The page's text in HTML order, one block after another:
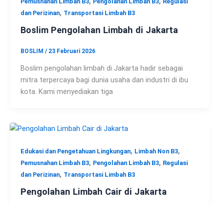
dan Perizinan, Transportasi Limbah B3
Boslim Pengolahan Limbah di Jakarta
BOSLIM / 23 Februari 2026
Boslim pengolahan limbah di Jakarta hadir sebagai
mitra terpercaya bagi dunia usaha dan industri di ibu
kota. Kami menyediakan tiga
Edukasi dan Pengetahuan Lingkungan, Limbah Non B3,
Pemusnahan Limbah B3, Pengolahan Limbah B3, Regulasi
dan Perizinan, Transportasi Limbah B3
Pengolahan Limbah Cair di Jakarta